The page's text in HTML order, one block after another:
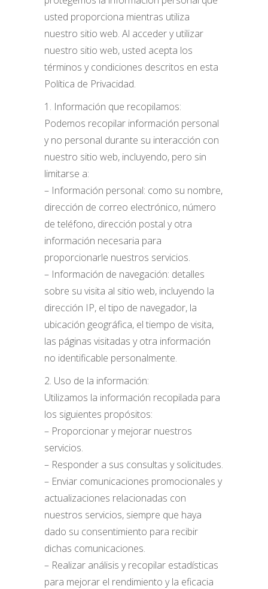
usted proporciona mientras utiliza
nuestro sitio web. Al acceder y utilizar
nuestro sitio web, usted acepta los
términos y condiciones descritos en esta
Política de Privacidad.
1. Información que recopilamos:
Podemos recopilar información personal
y no personal durante su interacción con
nuestro sitio web, incluyendo, pero sin
limitarse a:
– Información personal: como su nombre,
dirección de correo electrónico, número
de teléfono, dirección postal y otra
información necesaria para
proporcionarle nuestros servicios.
– Información de navegación: detalles
sobre su visita al sitio web, incluyendo la
dirección IP, el tipo de navegador, la
ubicación geográfica, el tiempo de visita,
las páginas visitadas y otra información
no identificable personalmente.
2. Uso de la información:
Utilizamos la información recopilada para
los siguientes propósitos:
– Proporcionar y mejorar nuestros
servicios.
– Responder a sus consultas y solicitudes.
– Enviar comunicaciones promocionales y
actualizaciones relacionadas con
nuestros servicios, siempre que haya
dado su consentimiento para recibir
dichas comunicaciones.
– Realizar análisis y recopilar estadísticas
para mejorar el rendimiento y la eficacia